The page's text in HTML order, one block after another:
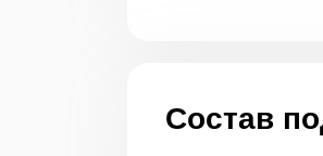
Состав